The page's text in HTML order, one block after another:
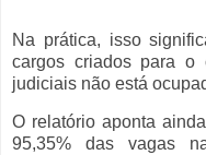
Na prática, isso
cargos criados para o
judiciais não está
O relatório aponta
95,35% das vagas